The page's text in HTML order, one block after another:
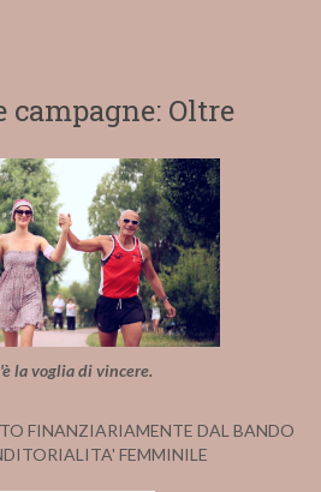
campagne: Oltre
la voglia di vincere.
FINANZIARIAMENTE DAL BANDO
FEMMINILE